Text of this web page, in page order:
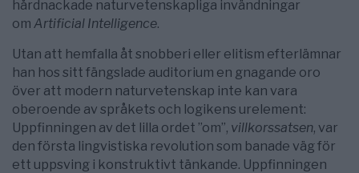
hårdnackade naturvetenskapliga invändningar
om Artificial Intelligence.
Utan att hemfalla åt snobberi eller elitism efterlämnar
han hos sitt fängslade auditorium en gnagande oro
över att modern naturvetenskap inte kan vara
oberoende av språkets och logikens urelement:
Uppfinningen av det lilla ordet ”om”, villkorssatsen, var
den första lingvistiska revolution som banade väg för
ett uppsving i konstruktivt tänkande. Uppfinningen